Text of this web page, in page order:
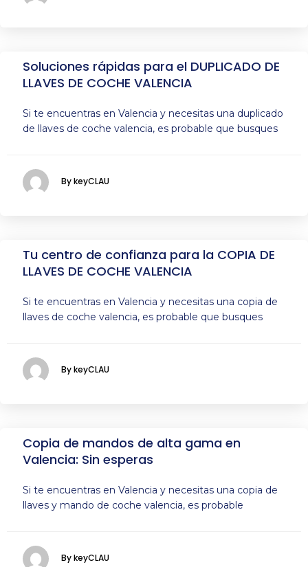
Soluciones rápidas para el DUPLICADO DE
LLAVES DE COCHE VALENCIA
Si te encuentras en Valencia y necesitas una duplicado
de llaves de coche valencia, es probable que busques
By keyCLAU
Tu centro de confianza para la COPIA DE
LLAVES DE COCHE VALENCIA
Si te encuentras en Valencia y necesitas una copia de
llaves de coche valencia, es probable que busques
By keyCLAU
Copia de mandos de alta gama en
Valencia: Sin esperas
Si te encuentras en Valencia y necesitas una copia de
llaves y mando de coche valencia, es probable
By keyCLAU